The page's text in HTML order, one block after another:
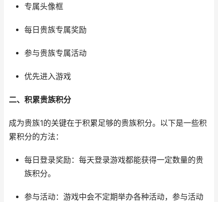
专属头像框
每日贵族专属奖励
参与贵族专属活动
优先进入游戏
二、积累贵族积分
成为贵族1的关键在于积累足够的贵族积分。以下是一些积
累积分的方法：
每日登录奖励：每天登录游戏都能获得一定数量的贵
族积分。
参与活动：游戏中会不定期举办各种活动，参与活动